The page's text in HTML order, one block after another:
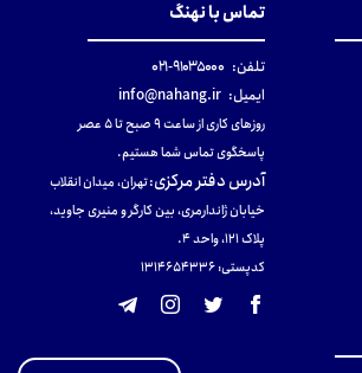
تماس با نهنگ
تلفن: ۹۱۰۳۵۰۰۰-۰۲۱
ایمیل: info@nahang.ir
روزهای کاری از ساعت ۹ صبح تا ۵ عصر
پاسخگوی تماس شما هستیم.
آدرس دفتر مرکزی:تهران، میدان انقلاب
خیابان ژاندارمری، بین کارگر و منیری جاوید،
پلاک 121، واحد ۴.
کدپستی: 131465433۶